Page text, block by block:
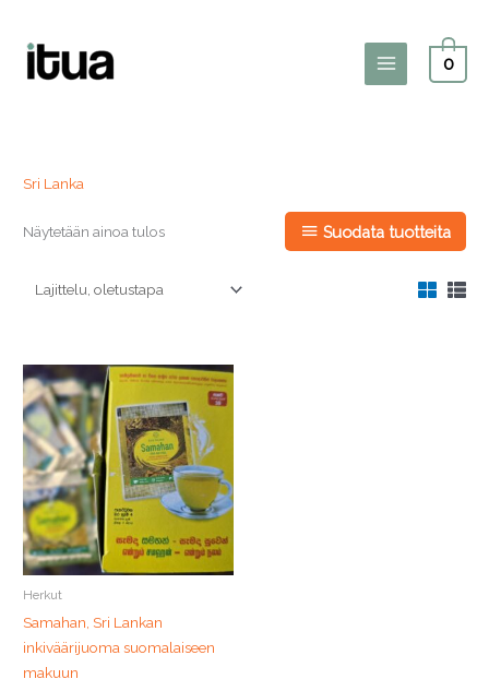
Main
0
Sri Lanka
Näytetään ainoa tulos Suodata tuotteita
Herkut
Samahan, Sri Lankan
inkiväärijuoma suomalaiseen
makuun